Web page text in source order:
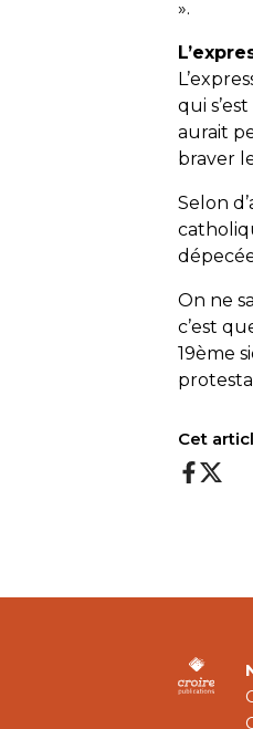
».
qui
aurait
braver
Selon
On ne
c’est
19ème
Cet